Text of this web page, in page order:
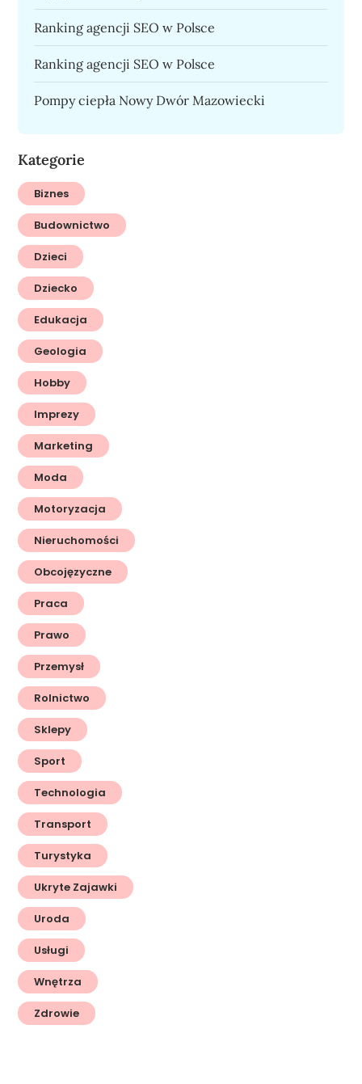
Ranking agencji SEO w Polsce
Ranking agencji SEO w Polsce
Pompy ciepła Nowy Dwór Mazowiecki
Kategorie
Biznes
Budownictwo
Dzieci
Dziecko
Edukacja
Geologia
Hobby
Imprezy
Marketing
Moda
Motoryzacja
Nieruchomości
Obcojęzyczne
Praca
Prawo
Przemysł
Rolnictwo
Sklepy
Sport
Technologia
Transport
Turystyka
Ukryte Zajawki
Uroda
Usługi
Wnętrza
Zdrowie